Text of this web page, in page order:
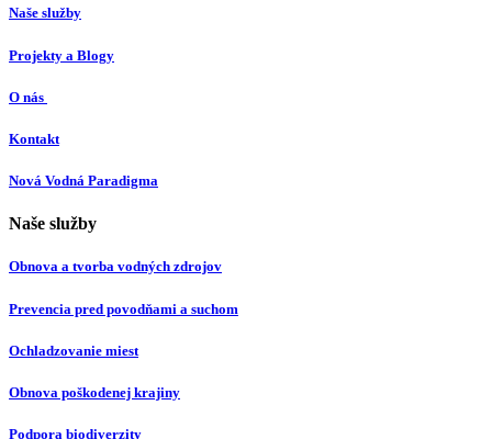
Naše služby
Projekty a Blogy
O nás
Kontakt
Nová Vodná Paradigma
Naše služby
Obnova a tvorba vodných zdrojov
Prevencia pred povodňami a suchom
Ochladzovanie miest
Obnova poškodenej krajiny
Podpora biodiverzity